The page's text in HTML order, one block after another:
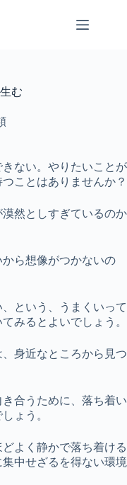
む
ない。やりたいことが
ことはありませんか？
然としすぎているのか
ら想像がつかないの
という、うまくいって
みるとよいでしょう。
身近なところから見つ
合うために、落ち着い
ょう。
よく静かで落ち着ける
中せざるを得ない環境